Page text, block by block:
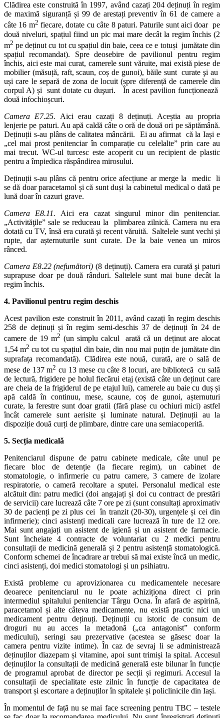
Clădirea este construită în 1997, având cazați 204 deținuți în regim
de maximă siguranță și 99 de arestați preventiv în 61 de camere a
câte 16 m2 fiecare, dotate cu câte 8 paturi. Paturile sunt aici doar pe
două niveluri, spațiul fiind un pic mai mare decât la regim închis (2
m2 pe deținut cu tot cu spațiul din baie, ceea ce e totuși jumătate din
spațiul recomandat). Spre deosebire de pavilionul pentru regim
închis, aici este mai curat, camerele sunt văruite, mai există piese de
mobilier (măsuță, raft, scaun, coș de gunoi), băile sunt curate şi au
uși care le separă de zona de locuit (spre diferență de camerele din
corpul A) și sunt dotate cu duşuri. În acest pavilion funcționează
două infochioșcuri.
Camera E7.25. Aici erau cazați 8 deținuți. Aceștia au propria
lenjerie pe paturi. Au apă caldă câte o oră de două ori pe săptămână.
Deținuții s-au plâns de calitatea mâncării. Ei au afirmat că la Iași e
„cel mai prost penitenciar în comparație cu celelalte” prin care au
mai trecut. WC-ul turcesc este acoperit cu un recipient de plastic
pentru a împiedica răspândirea mirosului.
Deținuții s-au plâns că pentru orice afecțiune ar merge la medic li
se dă doar paracetamol și că sunt duși la cabinetul medical o dată pe
lună doar în cazuri grave.
Camera E8.11. Aici era cazat singurul minor din penitenciar.
„Activităţile” sale se reduceau la plimbarea zilnică. Camera nu era
dotată cu TV, însă era curată şi recent văruită. Saltelele sunt vechi și
rupte, dar așternuturile sunt curate. De la baie venea un miros
rânced.
Camera E8.22 (nefumători) (8 deținuți). Camera era curată şi paturi
suprapuse doar pe două rânduri. Saltelele sunt mai bune decât la
regim închis.
4. Pavilionul pentru regim deschis
Acest pavilion este construit în 2011, având cazați în regim deschis
258 de deținuți și în regim semi-deschis 37 de deținuți în 24 de
camere de 19 m2 (un simplu calcul arată că un deținut are alocat
1,54 m2 cu tot cu spațiul din baie, din nou mai puțin de jumătate din
suprafața recomandată). Clădirea este nouă, curată, are o sală de
mese de 137 m2 cu 13 mese cu câte 8 locuri, are bibliotecă cu sală
de lectură, frigidere pe holul fiecărui etaj (există câte un deținut care
are cheia de la frigiderul de pe etajul lui), camerele au baie cu duș și
apă caldă în continuu, mese, scaune, coș de gunoi, așternuturi
curate, la ferestre sunt doar gratii (fără plase cu ochiuri mici) astfel
încât camerele sunt aerisite și luminate natural. Deținuții au la
dispoziție două curți de plimbare, dintre care una semiacoperită.
5. Secția medicală
Penitenciarul dispune de patru cabinete medicale, câte unul pe
fiecare bloc de detenție (la fiecare regim), un cabinet de
stomatologie, o infirmerie cu patru camere, 3 camere de izolare
respiratorie, o cameră recoltare a sputei. Personalul medical este
alcătuit din: patru medici (doi angajați și doi cu contract de prestări
de servicii) care lucrează câte 7 ore pe zi (sunt consultați aproximativ
30 de pacienți pe zi plus cei în tranzit (20-30), urgențele și cei din
infirmerie); cinci asistenți medicali care lucrează în ture de 12 ore.
Mai sunt angajați un asistent de igienă și un asistent de farmacie.
Sunt încheiate 4 contracte de voluntariat cu 2 medici pentru
consultații de medicină generală și 2 pentru asistență stomatologică.
Conform schemei de încadrare ar trebui să mai existe încă un medic,
cinci asistenți, doi medici stomatologi și un psihiatru.
Există probleme cu aprovizionarea cu medicamentele necesare
deoarece penitenciarul nu le poate achiziționa direct ci prin
intermediul spitalului penitenciar Târgu Ocna. În afară de aspirină,
paracetamol și alte câteva medicamente, nu există practic nici un
medicament pentru deținuți. Deținuții cu istoric de consum de
droguri nu au acces la metadonă („ca antagonist” conform
medicului), seringi sau prezervative (acestea se găsesc doar la
camera pentru vizite intime). În caz de sevraj li se administrează
deținuților diazepam și vitamine, apoi sunt trimiși la spital. Accesul
deținuților la consultații de medicină generală este bilunar în funcție
de programul aprobat de director pe secții și regimuri. Accesul la
consultații de specialitate este zilnic în funcție de capacitatea de
transport și escortare a deținuților în spitalele și policlinicile din Iași.
În momentul de față nu se mai face screening pentru TBC – testele